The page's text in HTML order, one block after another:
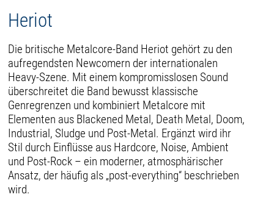
Heriot
Die britische Metalcore-Band Heriot gehört zu den
aufregendsten Newcomern der internationalen
Heavy-Szene. Mit einem kompromisslosen Sound
überschreitet die Band bewusst klassische
Genregrenzen und kombiniert Metalcore mit
Elementen aus Blackened Metal, Death Metal, Doom,
Industrial, Sludge und Post-Metal. Ergänzt wird ihr
Stil durch Einflüsse aus Hardcore, Noise, Ambient
und Post-Rock – ein moderner, atmosphärischer
Ansatz, der häufig als „post-everything“ beschrieben
wird.